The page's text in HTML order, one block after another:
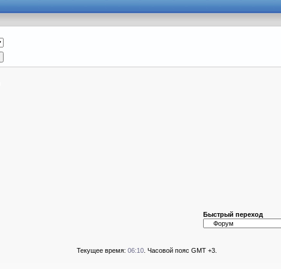
Быстрый переход
Текущее время: 06:10 . Часовой пояс GMT +3.